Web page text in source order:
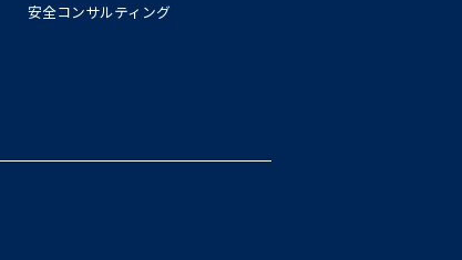
安全コンサルティング